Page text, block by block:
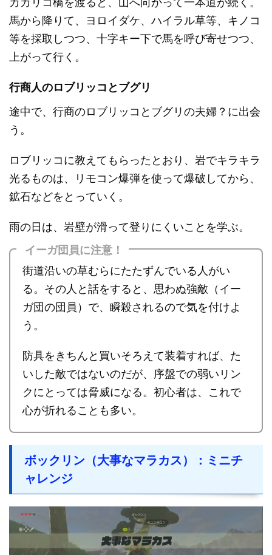
馬から降りて、ヨロイダケ、ハイラル草等、キノコ
等を採取しつつ、十字キー下で馬を呼び寄せつつ、
上がって行く。
行商人のロブリッコとブグリ
途中で、行商のロブリッコとブグリの夫婦？に出会
う。
ロブリッコに教えてもらったとおり、岩でキラキラ
光るものは、リモコン爆弾を使って爆破してから、
鉱石などをとっていく。
雨の日は、岩壁が滑って登りにくいことを学ぶ。
イーガ団員に注意！
街道沿いの草むらにたたずんでいる人がい
る。その人と話をすると、思わぬ強敵（イー
ガ団の団員）で、瞬殺されるので気を付けよ
う。
防具をきちんと買いそろえて装着すれば、た
いした敵ではないのだが、序盤での弱いリン
クにとっては脅威になる。初心者は、これで
心が折れることも多い。
ボックリン（大事なマラカス）：ミニチ
ャレンジ